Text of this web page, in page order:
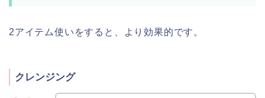
2アイテム使いをすると、より効果的です。
クレンジング